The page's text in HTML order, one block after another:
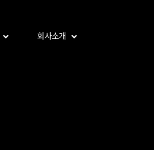
회사소개